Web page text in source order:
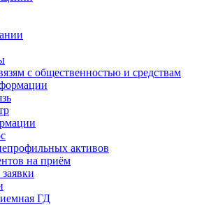
с общественностью и средствам
активов
на приём
ГД